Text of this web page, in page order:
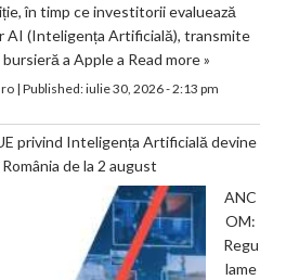
în timp ce investitorii evaluează
AI (Inteligența Artificială), transmite
a Apple a Read more »
| Published:iulie 30, 2026 - 2:13 pm
privind Inteligența Artificială devine
de la 2 august
ANC
OM:
Regu
lame